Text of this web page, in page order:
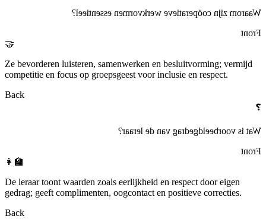
Waarom zijn coöperatieve werkvormen essentieel?
Front
🤝
Ze bevorderen luisteren, samenwerken en besluitvorming; vermijd
competitie en focus op groepsgeest voor inclusie en respect.
Back
❓
Wat is voorbeeldgedrag van de leraar?
Front
👩‍🏫
De leraar toont waarden zoals eerlijkheid en respect door eigen
gedrag; geeft complimenten, oogcontact en positieve correcties.
Back